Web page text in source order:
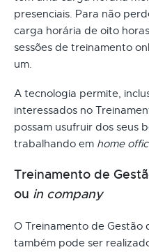
presenciais. Para não
carga horária de oito
sessões de treinamento
um.
A tecnologia permite,
interessados no
possam usufruir dos seus
trabalhando em home
Treinamento de
ou in company
O Treinamento de Gestão
também pode ser